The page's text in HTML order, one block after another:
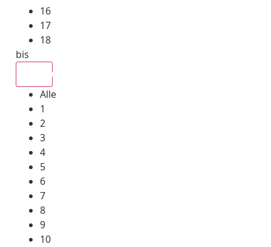
16
17
18
bis
Alle
1
2
3
4
5
6
7
8
9
10